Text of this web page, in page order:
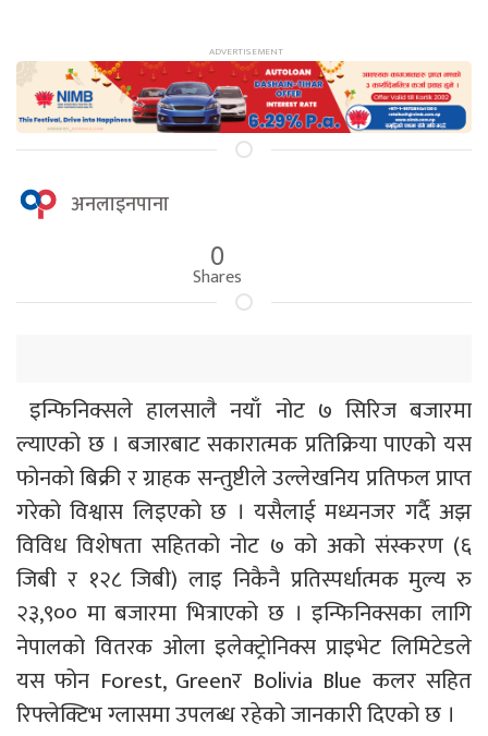
अनलाइनपाना
0
Shares
इन्फिनिक्सले हालसालै नयाँ नोट ७ सिरिज बजारमा
ल्याएको छ । बजारबाट सकारात्मक प्रतिक्रिया पाएको यस
फोनको बिक्री र ग्राहक सन्तुष्टीले उल्लेखनिय प्रतिफल प्राप्त
गरेको विश्वास लिइएको छ । यसैलाई मध्यनजर गर्दै अझ
विविध विशेषता सहितको नोट ७ को अको संस्करण (६
जिबी र १२८ जिबी) लाइ निकैनै प्रतिस्पर्धात्मक मुल्य रु
२३,९०० मा बजारमा भित्राएको छ । इन्फिनिक्सका लागि
नेपालको वितरक ओला इलेक्ट्रोनिक्स प्राइभेट लिमिटेडले
यस फोन Forest, Greenर Bolivia Blue कलर सहित
रिफ्लेक्टिभ ग्लासमा उपलब्ध रहेको जानकारी दिएको छ ।